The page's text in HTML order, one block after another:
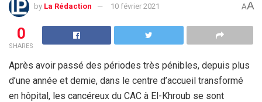
by La Rédaction 10 février 2021 AA
0
SHARES
Après avoir passé des périodes très pénibles, depuis plus
d’une année et demie, dans le centre d’accueil transformé
en hôpital, les cancéreux du CAC à El-Khroub se sont